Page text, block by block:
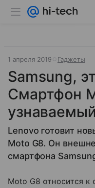
1 апреля 2019 Гаджеты
Samsung,
Смартфон
Lenovo готовит
Moto G8. Он
смартфона
Moto G8 относится к